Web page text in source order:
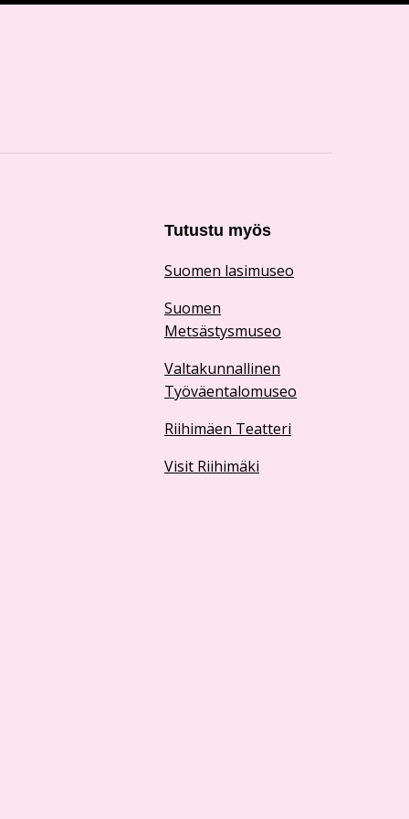
Tutustu myös
Suomen lasimuseo
Suomen
Metsästysmuseo
Valtakunnallinen
Työväentalomuseo
Riihimäen Teatteri
Visit Riihimäki